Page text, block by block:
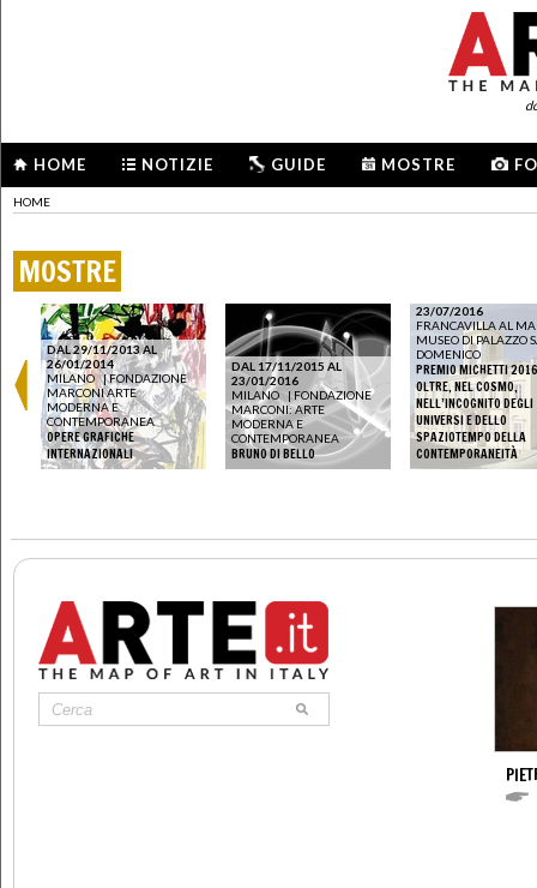
HOME NOTIZIE GUIDE MOSTRE
HOME
MOSTRE
DAL 29/11/2013 AL
26/01/2014
MILANO |FONDAZIONE
MARCONI ARTE
MODERNA E
CONTEMPORANEA
OPERE GRAFICHE
INTERNAZIONALI
DAL 17/11/2015 AL
23/01/2016
MILANO
| FONDAZIONE
MARCONI: ARTE
MODERNA E
CONTEMPORANEA
BRUNO DI BELLO
23/07/2016
FRANCAVILLA AL
MUSEO DI PALAZZO
DOMENICO
PREMIO MICHETTI
OLTRE, NEL COSMO,
NELL’INCOGNITO DEGLI
UNIVERSI E DELLO
SPAZIOTEMPO DELLA
CONTEMPORANEITÀ